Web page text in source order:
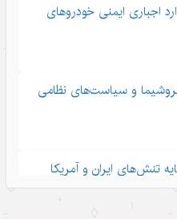
اجباری ایمنی خودروهای
و سیاست‌های نظامی
تنش‌های ایران و آمریکا